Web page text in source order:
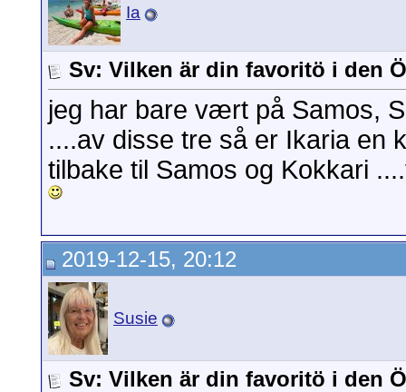
Ia
Sv: Vilken är din favoritö i den
jeg har bare vært på Samos,
....av disse tre så er Ikaria en
tilbake til Samos og Kokkari
2019-12-15, 20:12
Susie
Sv: Vilken är din favoritö i den